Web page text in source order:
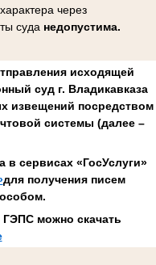
через
суда недопустима.
исходящей
суд г. Владикавказа
извещений посредством
системы (далее –
в сервисах «ГосУслуги»
для получения писем
можно скачать